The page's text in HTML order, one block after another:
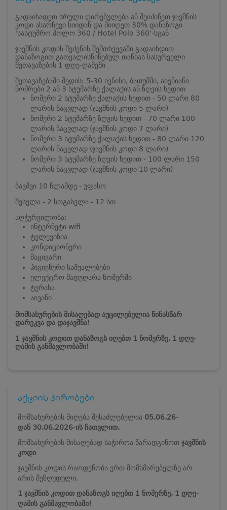
გადაიხადეთ სრული ღირებულება ან შეიძინეთ ჯავშნის
კოდი ასარჩევი სიიდან და მიიღეთ 30% დანაზოგი
'სასტუმრო პოლო 360 / Hotel Polo 360'-სგან
ჯავშნის კოდის შეძენის შემთხვევაში გადაიხდით
დანაზოგით გათვალისწინებულ თანხას სასურველი
შეთავაზების 1 დღე-ღამეში
შეთავაზებაში შედის: 5-30 ივნისი, ბათუმში, აივნიანი
ნომრები 2 ან 3 სტუმარზე ქალაქის ან ზღვის ხედით
ნომერი 2 სტუმარზე ქალაქის ხედით - 50 ლარი 80
ლარის ნაცვლად (ჯავშნის კოდი 5 ლარი)
ნომერი 2 სტუმარზე ზღვის ხედით - 70 ლარი 100
ლარის ნაცვლად (ჯავშნის კოდი 7 ლარი)
ნომერი 3 სტუმარზე ქალაქის ხედით - 80 ლარი 120
ლარის ნაცვლად (ჯავშნის კოდი 8 ლარი)
ნომერი 3 სტუმარზე ზღვის ხედით - 100 ლარი 150
ლარის ნაცვლად (ჯავშნის კოდი 10 ლარი)
ბავშვი 10 წლამდე - უფასო
შესვლა - 2 სთგასვლა - 12 სთ
აღჭურვილობა:
ინტერნეტი wifi
ტელევიზია
კონდიციონერი
მაცივარი
ჰიგიენური საშუალებები
ელექტრო მადუღარა ნომერში
ტერასა
აივანი
მომსახურების მისაღებად აუცილებელია წინასწარ
დარეკვა და დაჯავშნა!
1 ჯავშნის კოდით დანაზოგს იღებთ 1 ნომერზე, 1 დღე-
ღამის განმავლობაში!
აქციის პირობები
მომსახურების მიღება შესაძლებელია 05.06.26-
დან 30.06.2026-ის ჩათვლით.
მომსახურების მისაღებად საჭიროა წარადგინოთ ჯავშნის
კოდი
ჯავშნის კოდის რაოდენობა ერთ მომხმარებელზე არ
არის შეზღუდული.
1 ჯავშნის კოდით დანაზოგს იღებთ 1 ნომერზე, 1 დღე-
ღამის განმავლობაში!